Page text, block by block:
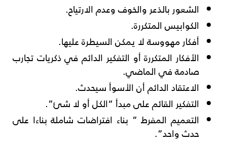
الشعور بالذعر والخوف وعدم الارتياح.
الكوابيس المتكررة.
أفكار مهووسة لا يمكن السيطرة عليها.
الأفكار المتكررة أو التفكير الدائم في ذكريات تجارب
صادمة في الماضي.
الاعتقاد الدائم أن الأسوأ سيحدث.
التفكير القائم على مبدأ “الكل أو لا شئ”.
التعميم المفرط ” بناء افتراضات شاملة بناءا على
حدث واحد”.